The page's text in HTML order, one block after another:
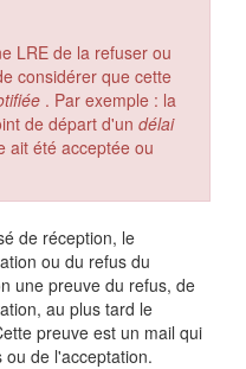
LRE de la refuser ou
considérer que cette
. Par exemple : la
de départ d'un délai
ait été acceptée ou
de réception, le
ou du refus du
une preuve du refus, de
au plus tard le
preuve est un mail qui
de l'acceptation.